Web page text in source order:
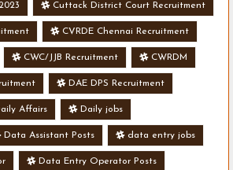
Cuttack District Court Recruitment
CVRDE Chennai Recruitment
CWC/JJB Recruitment CWRDM
DAE DPS Recruitment
Affairs Daily jobs
Data Assistant Posts data entry jobs
Data Entry Operator Posts